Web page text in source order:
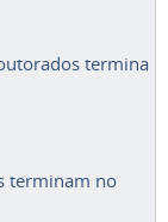
termina
terminam no